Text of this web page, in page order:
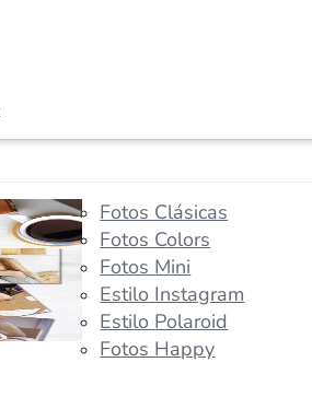
Fotos Clásicas
Fotos Colors
Fotos Mini
Estilo Instagram
Estilo Polaroid
Fotos Happy